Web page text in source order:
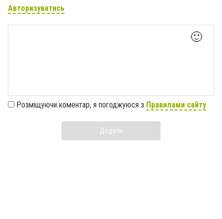
Авторизуватись
🙂
Розміщуючи коментар, я погоджуюся з Правилами сайту
Додати